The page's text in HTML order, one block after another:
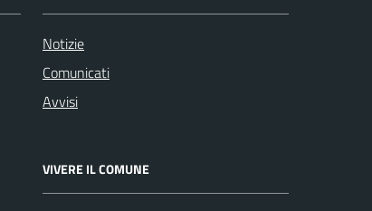
Notizie
Comunicati
Avvisi
VIVERE IL COMUNE